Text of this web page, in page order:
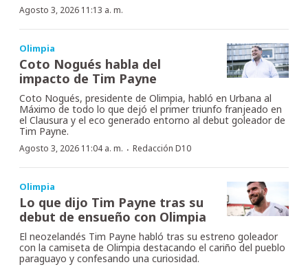
Agosto 3, 2026 11:13 a. m.
Olimpia
Coto Nogués habla del
impacto de Tim Payne
Coto Nogués, presidente de Olimpia, habló en Urbana al
Máximo de todo lo que dejó el primer triunfo franjeado en
el Clausura y el eco generado entorno al debut goleador de
Tim Payne.
Agosto 3, 2026 11:04 a. m. · Redacción D10
Olimpia
Lo que dijo Tim Payne tras su
debut de ensueño con Olimpia
El neozelandés Tim Payne habló tras su estreno goleador
con la camiseta de Olimpia destacando el cariño del pueblo
paraguayo y confesando una curiosidad.